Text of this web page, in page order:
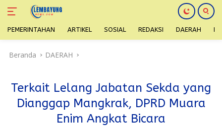
PEMERINTAHAN ARTIKEL SOSIAL REDAKSI DAERAH
Beranda DAERAH
Terkait Lelang Jabatan Sekda yang
Dianggap Mangkrak, DPRD Muara
Enim Angkat Bicara